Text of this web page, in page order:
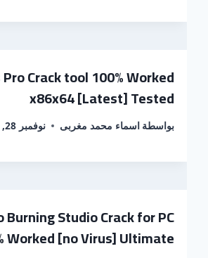
Crack tool 100% Worked
x86x64 [Latest] Tested
بواسطة اسماء محمد مغربى نوفمبر 28, 2025
Studio Crack for PC
Worked [no Virus] Ultimate